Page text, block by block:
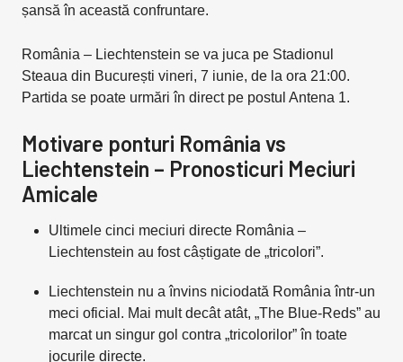
șansă în această confruntare.
România – Liechtenstein se va juca pe Stadionul
Steaua din București vineri, 7 iunie, de la ora 21:00.
Partida se poate urmări în direct pe postul Antena 1.
Motivare ponturi România vs
Liechtenstein – Pronosticuri Meciuri
Amicale
Ultimele cinci meciuri directe România –
Liechtenstein au fost câștigate de „tricolori”.
Liechtenstein nu a învins niciodată România într-un
meci oficial. Mai mult decât atât, „The Blue-Reds” au
marcat un singur gol contra „tricolorilor” în toate
jocurile directe.